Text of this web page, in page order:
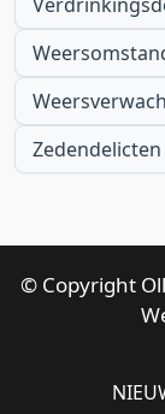
Zedendelicten
© Copyright